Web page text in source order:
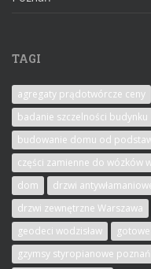
TAGI
agregaty prądotwórcze ceny
badanie szczelności budynku
budowanie domu od
części zamienne do wózków
dom
drzwi
drzwi zewnętrzne Warszawa
geodeci wodzisław
gzymsy styropianowe poznań